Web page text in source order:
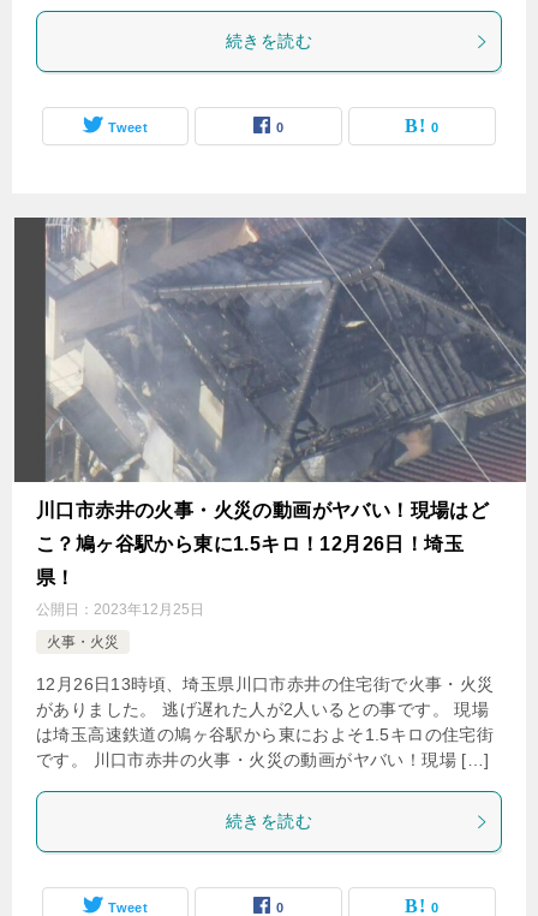
続きを読む
Tweet 0 0
川口市赤井の火事・火災の動画がヤバい！現場はど
こ？鳩ヶ谷駅から東に1.5キロ！12月26日！埼玉
県！
公開日： 2023年12月25日
火事・火災
12月26日13時頃、埼玉県川口市赤井の住宅街で火事・火災
がありました。 逃げ遅れた人が2人いるとの事です。 現場
は埼玉高速鉄道の鳩ヶ谷駅から東におよそ1.5キロの住宅街
です。 川口市赤井の火事・火災の動画がヤバい！現場 […]
続きを読む
Tweet 0 0